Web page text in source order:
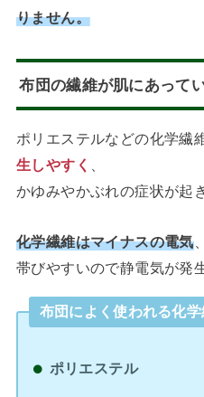
りません。
布団の繊維が肌にあって
ポリエステルなどの化学繊
生しやすく
かゆみやかぶれの症状が起
化学繊維はマイナスの電気
帯びやすいので静電気が発
布団によく使われる化学
ポリエステル